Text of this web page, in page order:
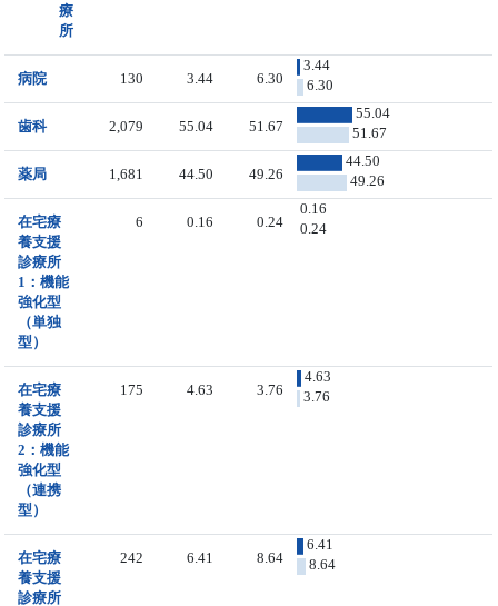
療
所
病院 130 3.44 6.30
3.44
6.30
歯科 2,079 55.04 51.67
55.04
51.67
薬局 1,681 44.50 49.26
44.50
49.26
在宅療
養支援
診療所
1：機能
強化型
（単独
型）
6 0.16 0.24
0.16
0.24
在宅療
養支援
診療所
2：機能
強化型
（連携
型）
175 4.63 3.76
4.63
3.76
在宅療
養支援
診療所
242 6.41 8.64
6.41
8.64